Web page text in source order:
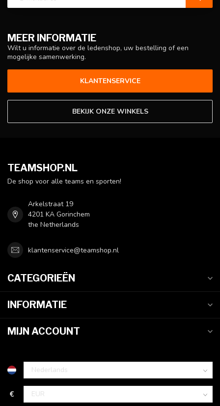
MEER INFORMATIE
Wilt u informatie over de ledenshop, uw bestelling of een
mogelijke samenwerking.
KLANTENSERVICE
BEKIJK ONZE WINKELS
TEAMSHOP.NL
De shop voor alle teams en sporten!
Arkelstraat 19
4201 KA Gorinchem
the Netherlands
klantenservice@teamshop.nl
CATEGORIEËN
INFORMATIE
MIJN ACCOUNT
€